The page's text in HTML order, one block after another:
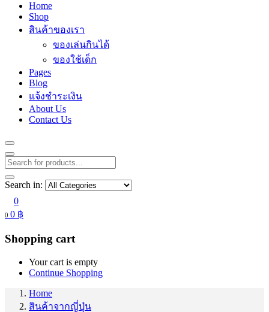
Home
Shop
สินค้าของเรา
ของเล่นกินได้
ของใช้เด็ก
Pages
Blog
แจ้งชำระเงิน
About Us
Contact Us
Search in:
0
0 0 ฿
Shopping cart
Your cart is empty
Continue Shopping
Home
สินค้าจากญี่ปุ่น